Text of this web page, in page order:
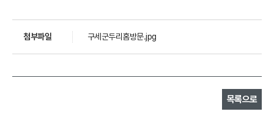
첨부파일 구세군두리홈방문.jpg
목록으로